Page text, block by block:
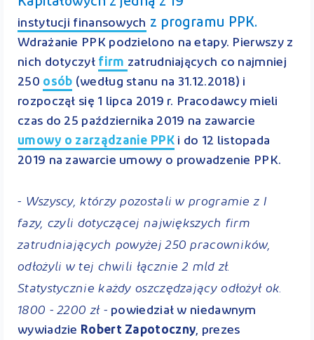
instytucji finansowych z programu PPK.
Wdrażanie PPK podzielono na etapy. Pierwszy z
nich dotyczył firm zatrudniających co najmniej
250 osób (według stanu na 31.12.2018) i
rozpoczął się 1 lipca 2019 r. Pracodawcy mieli
czas do 25 października 2019 na zawarcie
umowy o zarządzanie PPKi do 12 listopada
2019 na zawarcie umowy o prowadzenie PPK.
- Wszyscy, którzy pozostali w programie z I
fazy, czyli dotyczącej największych firm
zatrudniających powyżej 250 pracowników,
odłożyli w tej chwili łącznie 2 mld zł.
Statystycznie każdy oszczędzający odłożył ok.
1800 - 2200 zł - powiedział w niedawnym
wywiadzie Robert Zapotoczny, prezes